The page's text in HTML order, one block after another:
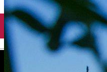
English